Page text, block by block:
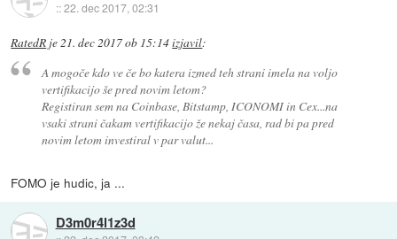
::22. dec 2017, 02:31
RatedR je21. dec 2017 ob 15:14izjavil:
A mogoče kdo ve če bo katera izmed teh strani imela na voljo
vertifikacijo še pred novim letom?
Registiran sem na Coinbase, Bitstamp, ICONOMI in Cex...na
vsaki strani čakam vertifikacijo že nekaj časa, rad bi pa pred
novim letom investiral v par valut...
FOMO je hudic, ja ...
D3m0r4l1z3d